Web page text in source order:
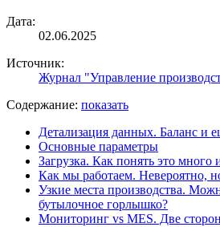
Дата:
02.06.2025
Источник:
Журнал "Управление
Содержание: показать
Детализация данных. Баланс и
Основные параметры
Загрузка. Как понять это много
Как мы работаем. Невероятно,
Узкие места производства.
бутылочное горлышко?
Мониторинг vs MES. Две